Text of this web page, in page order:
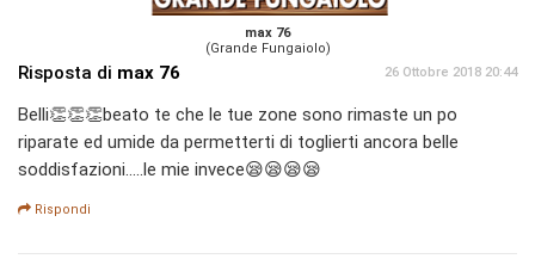
max 76
(Grande Fungaiolo)
Risposta di max 76 26 Ottobre 2018 20:44
Belli👏👏👏beato te che le tue zone sono rimaste un po
riparate ed umide da permetterti di toglierti ancora belle
soddisfazioni.....le mie invece😪😪😪😪
Rispondi